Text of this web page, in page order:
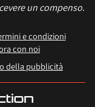
un compenso.
e condizioni
con noi
della pubblicità